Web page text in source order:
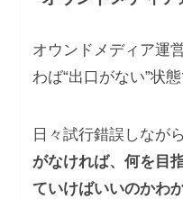
オウンドメディア運
わば“出口がない”状態
日々試行錯誤しなが
がなければ、何を目
ていけばいいのかわ